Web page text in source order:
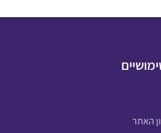
האתר